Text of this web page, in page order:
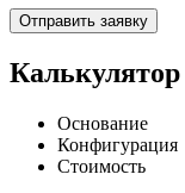
Отправить заявку
Основание
Конфигурация
Стоимость